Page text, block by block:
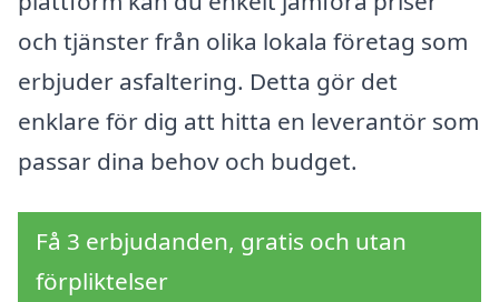
och tjänster från olika lokala företag som
erbjuder asfaltering. Detta gör det
enklare för dig att hitta en leverantör som
passar dina behov och budget.
Få 3 erbjudanden, gratis och utan
förpliktelser